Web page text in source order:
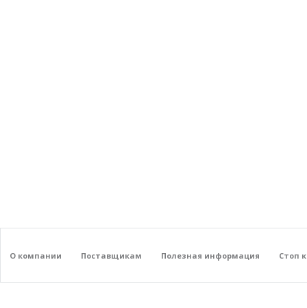
О компании Поставщикам Полезная информация Стоп